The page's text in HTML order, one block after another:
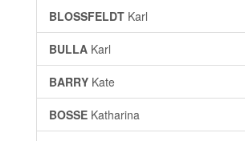
BLOSSFELDT Karl
BULLA Karl
BARRY Kate
BOSSE Katharina